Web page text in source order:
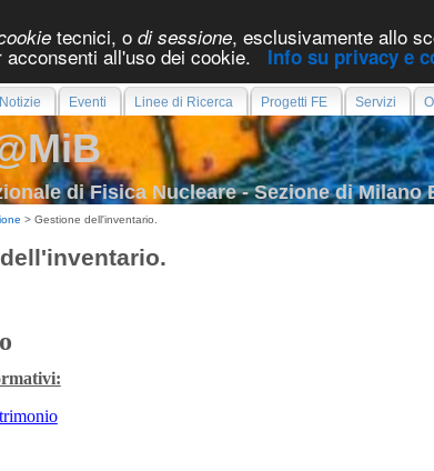
tecnici, o di sessione, esclusivamente allo
acconsenti all'uso dei cookie. Info su privacy e
Notizie Eventi Linee di Ricerca Progetti FE Servizi
di Fisica Nucleare - Sezione di Milano
> Gestione dell'inventario.